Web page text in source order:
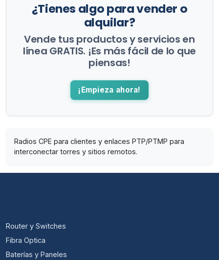
¿Tienes algo para vender o
alquilar?
Vende tus productos y servicios en
línea GRATIS. ¡Es más fácil de lo que
piensas!
¡Empieza ahora!
Radios CPE para clientes y enlaces PTP/PTMP para
interconectar torres y sitios remotos.
Router y Switches
Fibra Optica
Baterías y Paneles